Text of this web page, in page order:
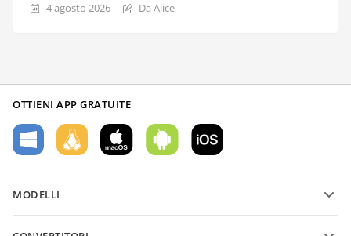
4 agosto 2026 Da Alice
OTTIENI APP GRATUITE
MODELLI